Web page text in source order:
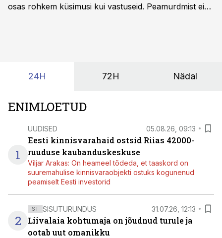
osas rohkem küsimusi kui vastuseid. Peamurdmist ei
24H 72H Nädal
ENIMLOETUD
1
UUDISED 05.08.26, 09:13
Eesti kinnisvarahaid ostsid Riias 42000-
ruuduse kaubanduskeskuse
Viljar Arakas: On heameel tõdeda, et taaskord on
suuremahulise kinnisvaraobjekti ostuks kogunenud
peamiselt Eesti investorid
2
ST SISUTURUNDUS 31.07.26, 12:13
Liivalaia kohtumaja on jõudnud turule ja
ootab uut omanikku